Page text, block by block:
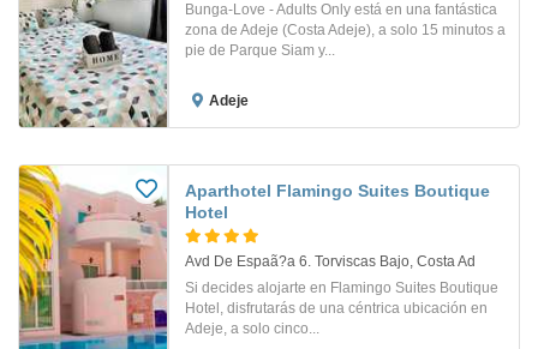
Bunga-Love - Adults Only está en una fantástica
zona de Adeje (Costa Adeje), a solo 15 minutos a
pie de Parque Siam y...
Adeje
Aparthotel Flamingo Suites Boutique
Hotel
Avd De Espaã?a 6. Torviscas Bajo, Costa Ad
Si decides alojarte en Flamingo Suites Boutique
Hotel, disfrutarás de una céntrica ubicación en
Adeje, a solo cinco...